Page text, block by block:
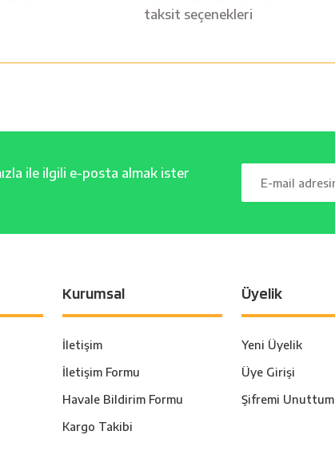
taksit seçenekleri
ile ilgili e-posta almak ister
Kurumsal
İletişim
İletişim Formu
Havale Bildirim Formu
Kargo Takibi
Üyelik
Yeni Üyelik
Üye Girişi
Şifremi Unuttum